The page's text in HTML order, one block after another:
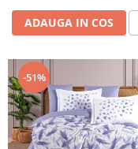
ADAUGA IN COS
-51%